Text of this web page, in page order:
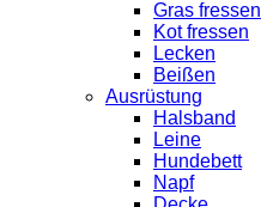
Gras fressen
Kot fressen
Lecken
Beißen
Ausrüstung
Halsband
Leine
Hundebett
Napf